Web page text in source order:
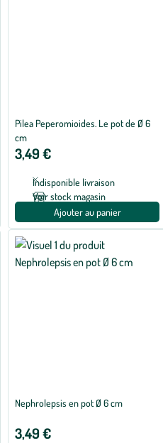
Pilea Peperomioides. Le pot de Ø 6
cm
3,49 €
Indisponible livraison
Voir stock magasin
Ajouter au panier
Nephrolepsis en pot Ø 6 cm
3,49 €